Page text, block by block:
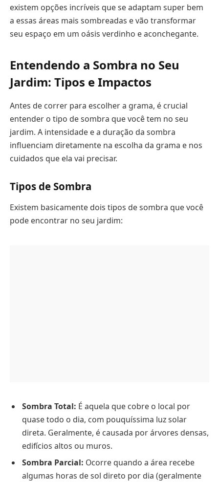
existem opções incríveis que se adaptam super bem
a essas áreas mais sombreadas e vão transformar
seu espaço em um oásis verdinho e aconchegante.
Entendendo a Sombra no Seu
Jardim: Tipos e Impactos
Antes de correr para escolher a grama, é crucial
entender o tipo de sombra que você tem no seu
jardim. A intensidade e a duração da sombra
influenciam diretamente na escolha da grama e nos
cuidados que ela vai precisar.
Tipos de Sombra
Existem basicamente dois tipos de sombra que você
pode encontrar no seu jardim:
Sombra Total: É aquela que cobre o local por
quase todo o dia, com pouquíssima luz solar
direta. Geralmente, é causada por árvores densas,
edifícios altos ou muros.
Sombra Parcial: Ocorre quando a área recebe
algumas horas de sol direto por dia (geralmente